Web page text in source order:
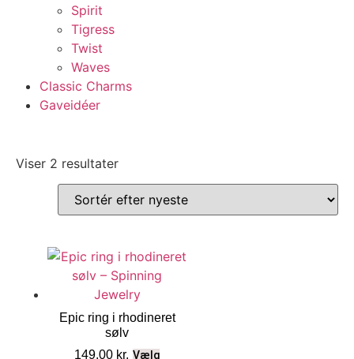
Spirit
Tigress
Twist
Waves
Classic Charms
Gaveidéer
Viser 2 resultater
Epic ring i rhodineret
sølv
149,00 kr. Vælg